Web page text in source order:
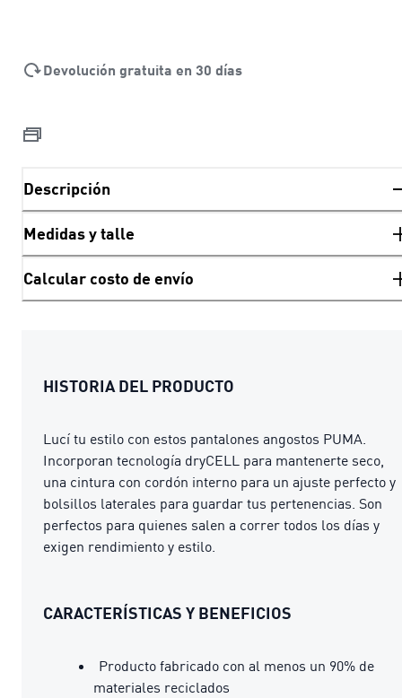
Devolución gratuita en 30 días
Descripción
Medidas y talle
Calcular costo de envío
HISTORIA DEL PRODUCTO
Lucí tu estilo con estos pantalones angostos PUMA.
Incorporan tecnología dryCELL para mantenerte seco,
una cintura con cordón interno para un ajuste perfecto y
bolsillos laterales para guardar tus pertenencias. Son
perfectos para quienes salen a correr todos los días y
exigen rendimiento y estilo.
CARACTERÍSTICAS Y BENEFICIOS
Producto fabricado con al menos un 90% de
materiales reciclados